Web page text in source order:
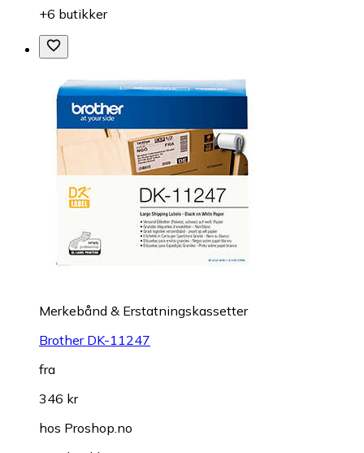
+6 butikker
Merkebånd & Erstatningskassetter
Brother DK-11247
fra
346 kr
hos Proshop.no